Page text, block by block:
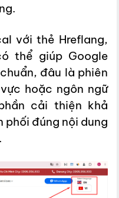
với thẻ Hreflang,
thể giúp Google
đâu là phiên
hoặc ngôn ngữ
cải thiện khả
phối đúng nội dung